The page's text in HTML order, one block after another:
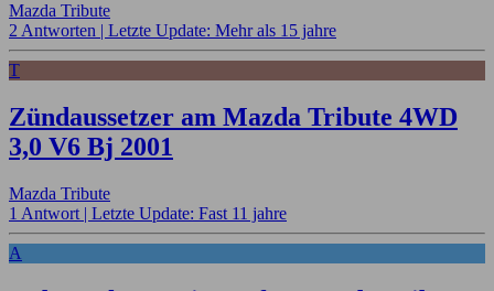
Mazda Tribute
2 Antworten | Letzte Update: Mehr als 15 jahre
T
Zündaussetzer am Mazda Tribute 4WD
3,0 V6 Bj 2001
Mazda Tribute
1 Antwort | Letzte Update: Fast 11 jahre
A